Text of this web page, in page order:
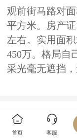
观前街马路对
平方米。房产
左右。实用面
450万。格局自
采光毫无遮挡，
推荐产品
首页 客服